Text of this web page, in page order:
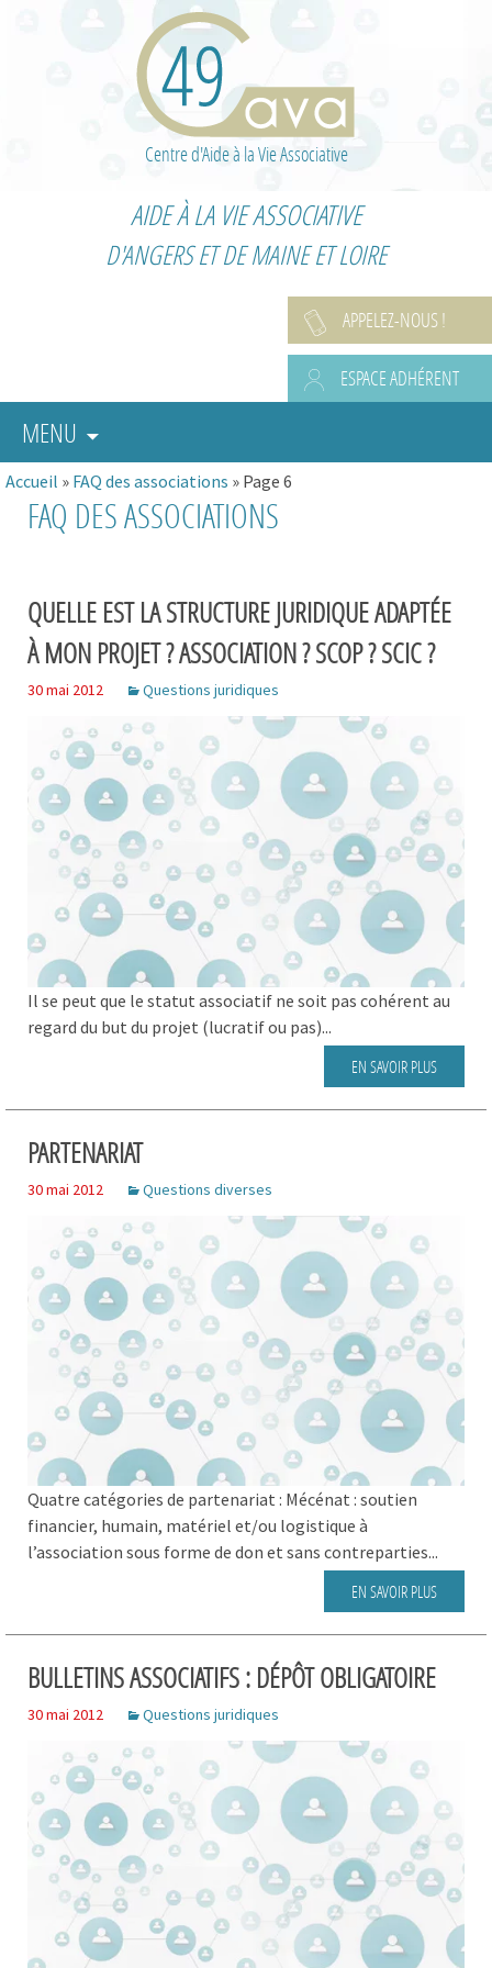
Centre d'Aide à la Vie Associative
AIDE À LA VIE ASSOCIATIVE
D'ANGERS ET DE MAINE ET LOIRE
APPELEZ-NOUS !
ESPACE ADHÉRENT
MENU
Accueil » FAQ des associations » Page 6
FAQ DES ASSOCIATIONS
QUELLE EST LA STRUCTURE JURIDIQUE ADAPTÉE
À MON PROJET ? ASSOCIATION ? SCOP ? SCIC ?
30 mai 2012 Questions juridiques
Il se peut que le statut associatif ne soit pas cohérent au
regard du but du projet (lucratif ou pas)...
EN SAVOIR PLUS
PARTENARIAT
30 mai 2012 Questions diverses
Quatre catégories de partenariat : Mécénat : soutien
financier, humain, matériel et/ou logistique à
l’association sous forme de don et sans contreparties...
EN SAVOIR PLUS
BULLETINS ASSOCIATIFS : DÉPÔT OBLIGATOIRE
30 mai 2012 Questions juridiques